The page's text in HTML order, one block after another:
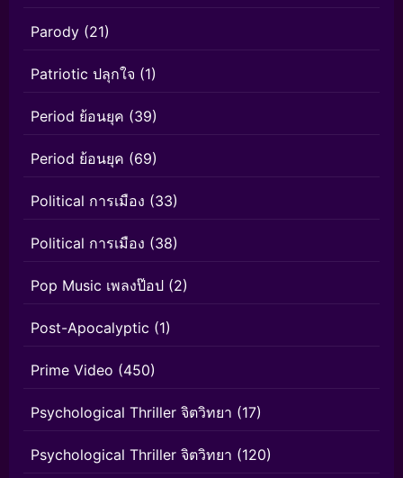
Parody (21)
Patriotic ปลุกใจ (1)
Period ย้อนยุค (39)
Period ย้อนยุค (69)
Political การเมือง (33)
Political การเมือง (38)
Pop Music เพลงป๊อป (2)
Post-Apocalyptic (1)
Prime Video (450)
Psychological Thriller จิตวิทยา (17)
Psychological Thriller จิตวิทยา (120)